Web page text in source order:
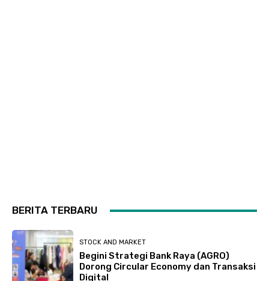
BERITA TERBARU
STOCK AND MARKET
Begini Strategi Bank Raya (AGRO)
Dorong Circular Economy dan Transaksi
Digital